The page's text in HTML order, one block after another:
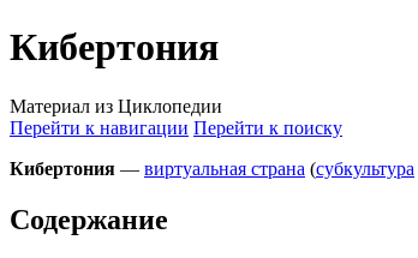
Кибертония
Материал из Циклопедии
Перейти к навигации Перейти к поиску
Кибертония — виртуальная страна (субкультура
Содержание